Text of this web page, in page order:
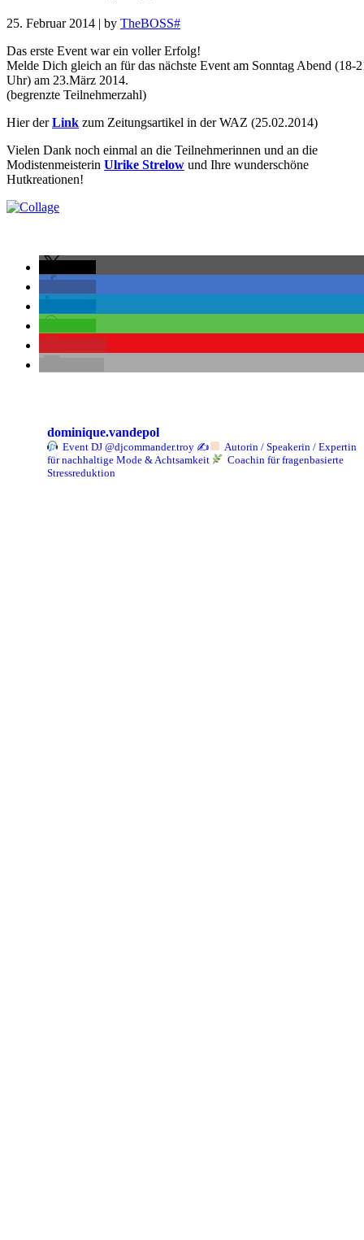
25. Februar 2014 | by TheBOSS#
Das erste Event war ein voller Erfolg!
Melde Dich gleich an für das nächste Event am Sonntag Abend (18-
Uhr) am 23.März 2014.
(begrenzte Teilnehmerzahl)
Hier derLink zum Zeitungsartikel in der WAZ (25.02.2014)
Vielen Dank noch einmal an die Teilnehmerinnen und an die
Modistenmeisterin Ulrike Strelow und Ihre wunderschöne
Hutkreationen!
dominique.vandepol
Event DJ @djcommander.troy ✍
Autorin / Speakerin / Expertin
für nachhaltige Mode & Achtsamkeit
Coachin für fragenbasierte
Stressreduktion